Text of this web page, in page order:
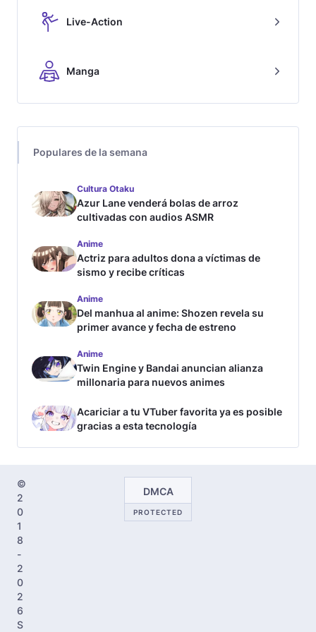
Live-Action
Manga
Populares de la semana
Cultura Otaku
Azur Lane venderá bolas de arroz
cultivadas con audios ASMR
Anime
Actriz para adultos dona a víctimas de
sismo y recibe críticas
Anime
Del manhua al anime: Shozen revela su
primer avance y fecha de estreno
Anime
Twin Engine y Bandai anuncian alianza
millonaria para nuevos animes
Acariciar a tu VTuber favorita ya es posible
gracias a esta tecnología
©
2
0
1
8
-
2
0
2
6
S
DMCA
PROTECTED